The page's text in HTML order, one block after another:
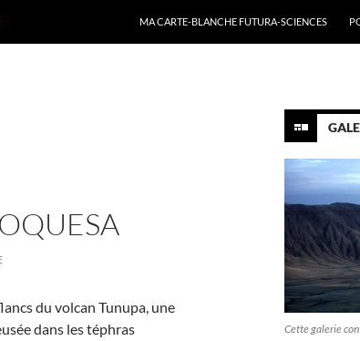
MA CARTE-BLANCHE FUTURA-SCIENCES
du volcan Tunupa, une
dans les téphras
Cette galerie